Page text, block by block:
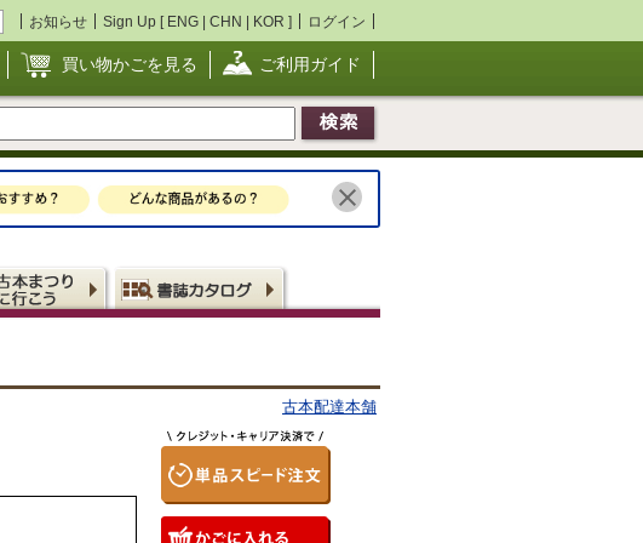
お知らせ Sign Up [ ENG | CHN | KOR ] ログイン
買い物かごを見る ご利用ガイド
古本配達本舗